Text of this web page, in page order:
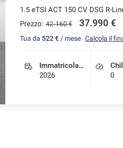
1.5 eTSI ACT 150 CV DSG R-
Prezzo: 42.160 € 37.990 €
Tua da 522 €/ mese Calcola il
Immatricolazione
2026
0